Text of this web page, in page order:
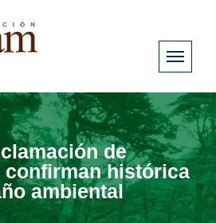
de
confirman histórica
ambiental